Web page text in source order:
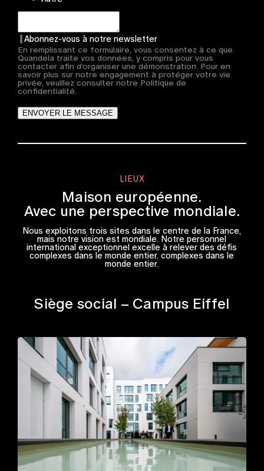
Abonnez-vous à notre newsletter
En remplissant ce formulaire, vous consentez à ce que
Quandela traite vos données, y compris pour vous
contacter afin d’organiser une démonstration. Pour en
savoir plus sur notre engagement à protéger votre vie
privée, veuillez consulter notre Politique de
confidentialité.
ENVOYER LE MESSAGE
LIEUX
Maison européenne.
Avec une perspective mondiale.
Nous exploitons trois sites dans le centre de la France,
mais notre vision est mondiale. Notre personnel
international exceptionnel excelle à relever des défis
complexes dans le monde entier. complexes dans le
monde entier.
Siège social – Campus Eiffel